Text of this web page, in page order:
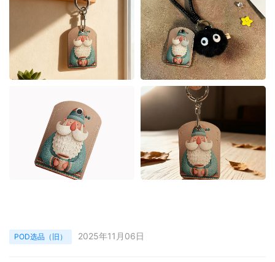
POD选品（旧） 2025年11月06日